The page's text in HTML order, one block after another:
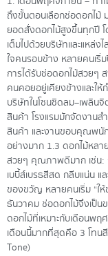
ถึงขั้นตอนเลือกช่อดอกไม้
ยอดสั่งดอกไม้สูงขึ้นทุกปี โ
เต็มไปด้วยบริษัทและแหล่
ใจคนรอบข้าง หลายคนเริ่
การได้รับช่อดอกไม้สวยๆ
คนคอยอยู่เคียงข้างและใ
บริษัทในโซนชิดลม–เพลิน
สินค้า โรงแรมมักจัดงาน
สินค้า และงานขอบคุณพนั
อย่างมาก 1.3 ดอกไม้หล
สวยๆ คุณภาพดีมาก เช่น:
เบบี้ส์เบรธสีสด กลีบแน่น
ของขวัญ หลายคนเริ่ม “ใ
ธันวาคม ช่อดอกไม้จึงเป็
ดอกไม้ที่เหมาะกับเดือนพฤ
เดือนนี้มากที่สุดคือ 3 โทน
Tone)